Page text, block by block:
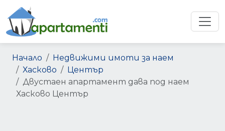
Начало
Недвижими имоти за наем
Хасково
Център
Двустаен апартамент дава под наем
Хасково Център